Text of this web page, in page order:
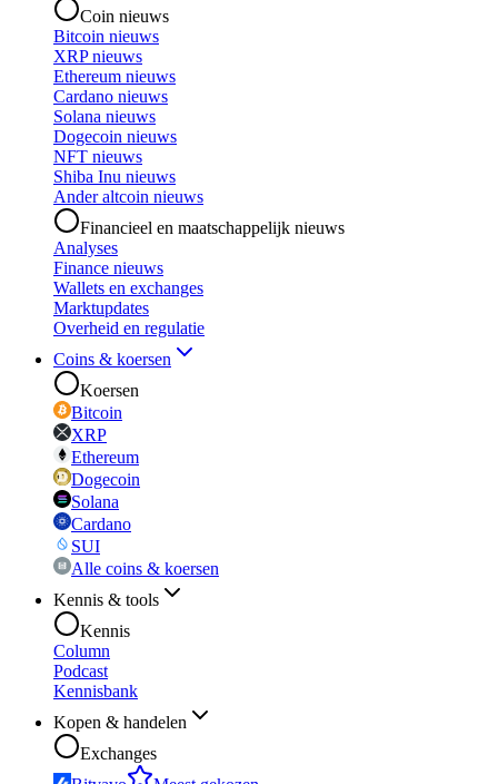
Coin nieuws
Bitcoin nieuws
XRP nieuws
Ethereum nieuws
Cardano nieuws
Solana nieuws
Dogecoin nieuws
NFT nieuws
Shiba Inu nieuws
Ander altcoin nieuws
Financieel en maatschappelijk nieuws
Analyses
Finance nieuws
Wallets en exchanges
Marktupdates
Overheid en regulatie
Coins & koersen
Koersen
Bitcoin
XRP
Ethereum
Dogecoin
Solana
Cardano
SUI
Alle coins & koersen
Kennis & tools
Kennis
Column
Podcast
Kennisbank
Kopen & handelen
Exchanges